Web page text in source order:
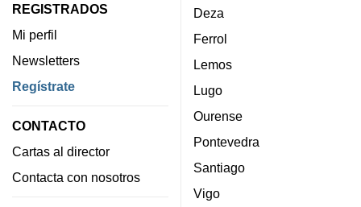
REGISTRADOS
Mi perfil
Newsletters
Regístrate
CONTACTO
Cartas al director
Contacta con nosotros
Deza
Ferrol
Lemos
Lugo
Ourense
Pontevedra
Santiago
Vigo